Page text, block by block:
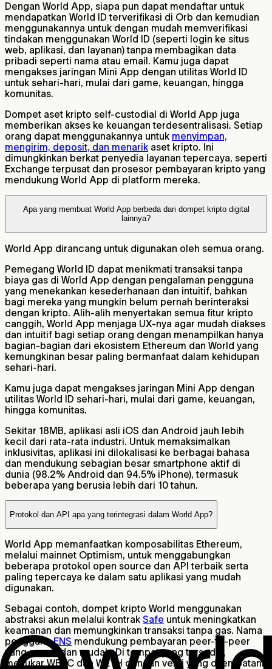
Dengan World App, siapa pun dapat mendaftar untuk
mendapatkan World ID terverifikasi di Orb dan kemudian
menggunakannya untuk dengan mudah memverifikasi
tindakan menggunakan World ID (seperti login ke situs
web, aplikasi, dan layanan) tanpa membagikan data
pribadi seperti nama atau email. Kamu juga dapat
mengakses jaringan Mini App dengan utilitas World ID
untuk sehari-hari, mulai dari game, keuangan, hingga
komunitas.
Dompet aset kripto self-custodial di World App juga
memberikan akses ke keuangan terdesentralisasi. Setiap
orang dapat menggunakannya untuk menyimpan,
mengirim, deposit, dan menarik aset kripto. Ini
dimungkinkan berkat penyedia layanan tepercaya, seperti
Exchange terpusat dan prosesor pembayaran kripto yang
mendukung World App di platform mereka.
Apa yang membuat World App berbeda dari dompet kripto digital
lainnya?
World App dirancang untuk digunakan oleh semua orang.
Pemegang World ID dapat menikmati transaksi tanpa
biaya gas di World App dengan pengalaman pengguna
yang menekankan kesederhanaan dan intuitif, bahkan
bagi mereka yang mungkin belum pernah berinteraksi
dengan kripto. Alih-alih menyertakan semua fitur kripto
canggih, World App menjaga UX-nya agar mudah diakses
dan intuitif bagi setiap orang dengan menampilkan hanya
bagian-bagian dari ekosistem Ethereum dan World yang
kemungkinan besar paling bermanfaat dalam kehidupan
sehari-hari.
Kamu juga dapat mengakses jaringan Mini App dengan
utilitas World ID sehari-hari, mulai dari game, keuangan,
hingga komunitas.
Sekitar 18MB, aplikasi asli iOS dan Android jauh lebih
kecil dari rata-rata industri. Untuk memaksimalkan
inklusivitas, aplikasi ini dilokalisasi ke berbagai bahasa
dan mendukung sebagian besar smartphone aktif di
dunia (98.2% Android dan 94.5% iPhone), termasuk
beberapa yang berusia lebih dari 10 tahun.
Protokol dan API apa yang terintegrasi dalam World App?
World App memanfaatkan komposabilitas Ethereum,
melalui mainnet Optimism, untuk menggabungkan
beberapa protokol open source dan API terbaik serta
paling tepercaya ke dalam satu aplikasi yang mudah
digunakan.
Sebagai contoh, dompet kripto World menggunakan
abstraksi akun melalui kontrak Safe untuk meningkatkan
keamanan dan memungkinkan transaksi tanpa gas. Nama
penggunaENS mendukung pembayaran peer-to-peer
yang ramah dan mudah. Di tempat yang tersedia,
menukar WBTC dan WETH dengan versi yang dijembatani